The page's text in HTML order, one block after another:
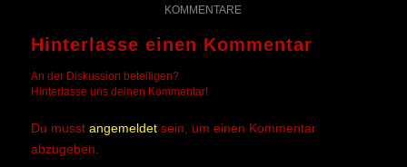
KOMMENTARE
Hinterlasse einen Kommentar
An der Diskussion beteiligen?
Hinterlasse uns deinen Kommentar!
Du musst angemeldetsein, um einen Kommentar
abzugeben.